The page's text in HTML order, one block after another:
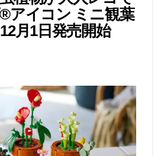
アイコン ミニ観葉
月1日発売開始